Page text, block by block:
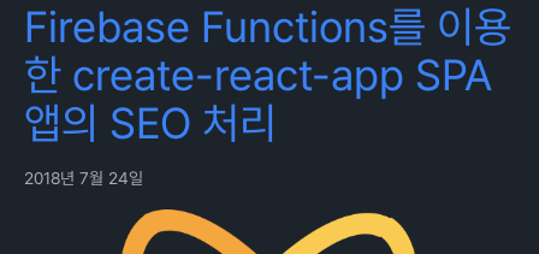
Firebase Functions를 이용
한 create-react-app SPA
앱의 SEO 처리
2018년 7월 24일